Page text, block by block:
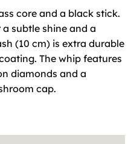
core and a black stick.
subtle shine and a
(10 cm) is extra durable
The whip features
diamonds and a
cap.